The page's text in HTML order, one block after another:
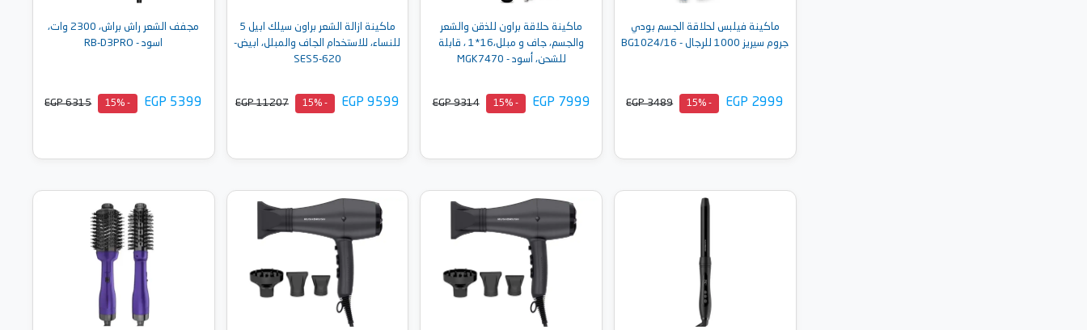
ماكينة فيلبس لحلاقة الجسم بودي
جروم سيريز 1000 للرجال - BG1024/16
EGP 2999
- 15%
EGP 3489
ماكينة حلاقة براون للذقن والشعر
والجسم، جاف و مبلل،16*1 ، قابلة
للشحن، أسود - MGK7470
EGP 7999
- 15%
EGP 9314
أضف إلى السلة
ماكينة ازالة الشعر براون سيلك ابيل 5
للنساء، للاستخدام الجاف والمبلل، ابيض-
SES5-620
EGP 9599
- 15%
EGP 11207
أضف إلى السلة
مجفف الشعر راش براش، 2300 وات،
اسود - RB-D3PRO
EGP 5399
- 15%
EGP 6315
أضف إلى السلة